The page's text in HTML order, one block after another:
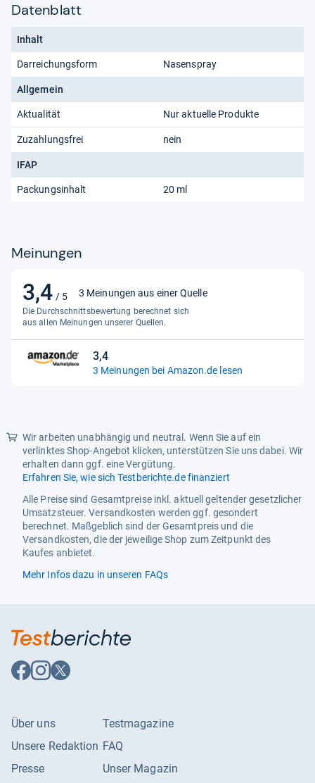
Datenblatt
Inhalt
Darreichungsform Nasenspray
Allgemein
Aktualität Nur aktuelle Produkte
Zuzahlungsfrei nein
IFAP
Packungsinhalt 20 ml
Meinungen
3,4 / 5
3,4
von
5
Sternen
3 Meinungen aus einer Quelle
Die Durchschnittsbewertung berechnet sich
aus allen Meinungen unserer Quellen.
3,4
3,4
von
3 Meinungen bei Amazon.de lesen
Wir arbeiten unabhängig und neutral. Wenn Sie auf ein
verlinktes Shop-Angebot klicken, unterstützen Sie uns dabei. Wir
erhalten dann ggf. eine Vergütung.
Erfahren Sie, wie sich Testberichte.de finanziert
Alle Preise sind Gesamtpreise inkl. aktuell geltender gesetzlicher
Umsatzsteuer. Versandkosten werden ggf. gesondert
berechnet. Maßgeblich sind der Gesamtpreis und die
Versandkosten, die der jeweilige Shop zum Zeitpunkt des
Kaufes anbietet.
Mehr Infos dazu in unseren FAQs
Auf
Facebook
Auf
Instagram
Auf
X
Über uns
Unsere Redaktion
Presse
Testmagazine
FAQ
Unser Magazin